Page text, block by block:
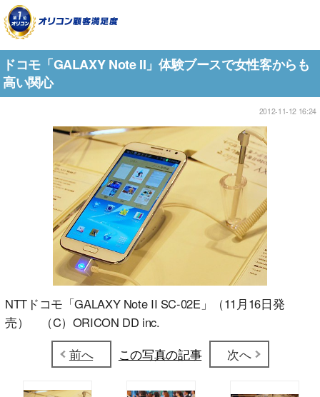
ドコモ「GALAXY Note II」体験ブースで女性客からも
高い関心
2012-11-12 16:24
NTTドコモ「GALAXY Note II SC-02E」（11月16日発
売） （C）ORICON DD inc.
前へ
この写真の記事 次へ